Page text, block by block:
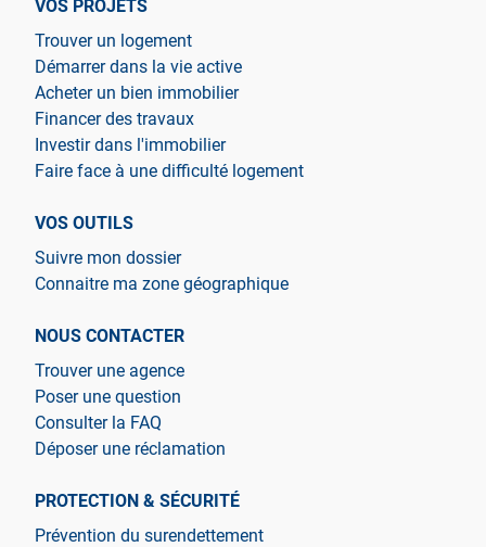
VOS PROJETS
Trouver un logement
Démarrer dans la vie active
Acheter un bien immobilier
Financer des travaux
Investir dans l'immobilier
Faire face à une difficulté logement
VOS OUTILS
Suivre mon dossier
Connaitre ma zone géographique
NOUS CONTACTER
Trouver une agence
Poser une question
Consulter la FAQ
Déposer une réclamation
PROTECTION & SÉCURITÉ
Prévention du surendettement